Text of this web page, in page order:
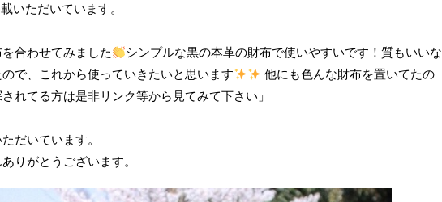
いただいています。
を合わせてみました
シンプルな黒の本革の財布で使いやすいです！質もいいな
で、これから使っていきたいと思います
他にも色んな財布を置いてたの
れてる方は是非リンク等から見てみて下さい」
だいています。
りがとうございます。